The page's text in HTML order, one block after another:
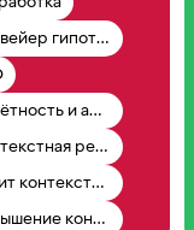
Конвейер гипотез
Отчётность и аналитика
Контекстная реклама
Аудит контекстной рекламы
Повышение конверсии